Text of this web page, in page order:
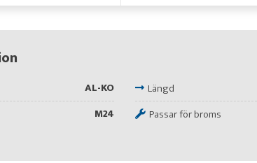
AL-KO Längd
M24 Passar för broms